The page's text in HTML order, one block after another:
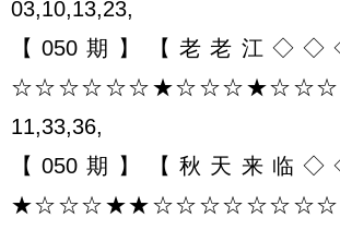
03,10,13,23,
【050期】【老老江
11,33,36,
【050期】【秋天来临